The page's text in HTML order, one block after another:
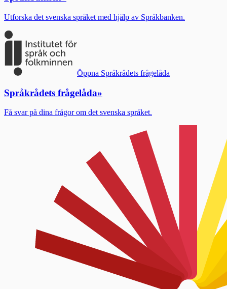
Utforska det svenska språket med hjälp av Språkbanken.
Öppna Språkrådets frågelåda
Språkrådets frågelåda»
Få svar på dina frågor om det svenska språket.